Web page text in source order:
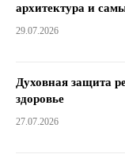
архитектура и
29.07.2026
Духовная защита
здоровье
27.07.2026